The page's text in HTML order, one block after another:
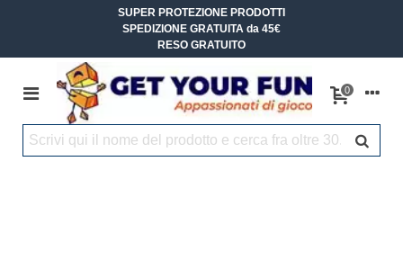
SUPER PROTEZIONE PRODOTTI
SPEDIZIONE GRATUITA da 45€
RESO GRATUITO
0